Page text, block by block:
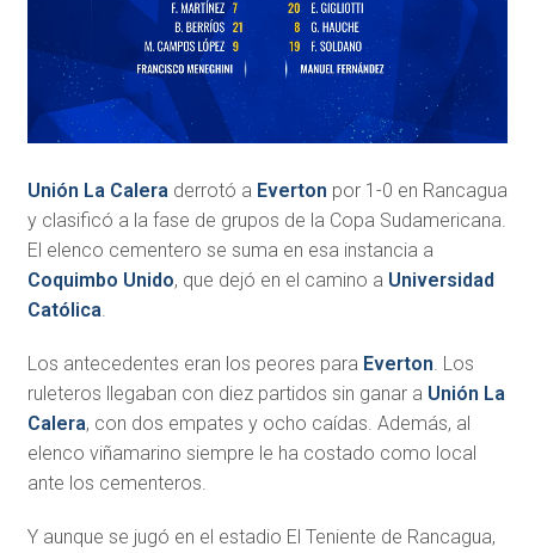
Unión La Calera derrotó a Everton por 1-0 en Rancagua
y clasificó a la fase de grupos de la Copa Sudamericana.
El elenco cementero se suma en esa instancia a
Coquimbo Unido, que dejó en el camino a Universidad
Católica.
Los antecedentes eran los peores para Everton. Los
ruleteros llegaban con diez partidos sin ganar a Unión La
Calera, con dos empates y ocho caídas. Además, al
elenco viñamarino siempre le ha costado como local
ante los cementeros.
Y aunque se jugó en el estadio El Teniente de Rancagua,